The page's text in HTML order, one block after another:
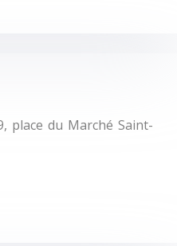
place du Marché Saint-